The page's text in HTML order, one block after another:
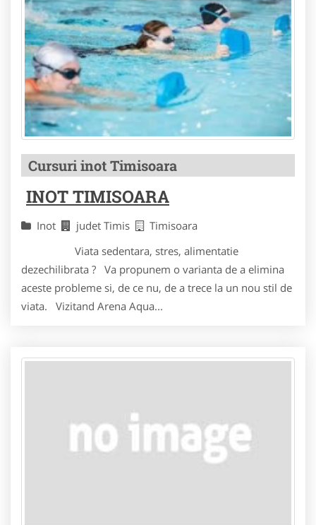
Cursuri inot Timisoara
INOT TIMISOARA
Inot judet Timis
Timisoara
Viata sedentara, stres, alimentatie
dezechilibrata ? Va propunem o varianta de a elimina
aceste probleme si, de ce nu, de a trece la un nou stil de
viata. Vizitand Arena Aqua...